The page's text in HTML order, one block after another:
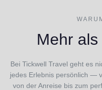
Mehr
Bei Tickwell Travel geht es
jedes Erlebnis persönlich —
von der Anreise bis zum